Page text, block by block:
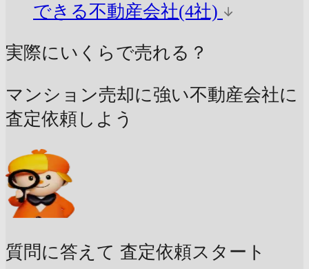
できる不動産会社(4社)
実際にいくらで売れる？
マンション売却に強い不動産会社に
査定依頼しよう
質問に答えて 査定依頼スタート